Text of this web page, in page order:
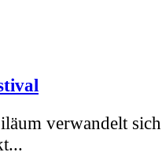
verwandelt